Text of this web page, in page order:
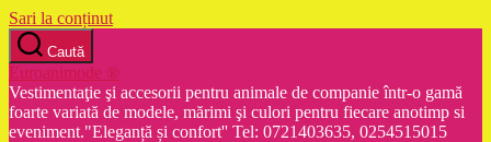
Sari la conținut
Caută
Euroanimode ®
Vestimentaţie şi accesorii pentru animale de companie într-o gamă
foarte variată de modele, mărimi şi culori pentru fiecare anotimp si
eveniment."Eleganță și confort'' Tel: 0721403635, 0254515015